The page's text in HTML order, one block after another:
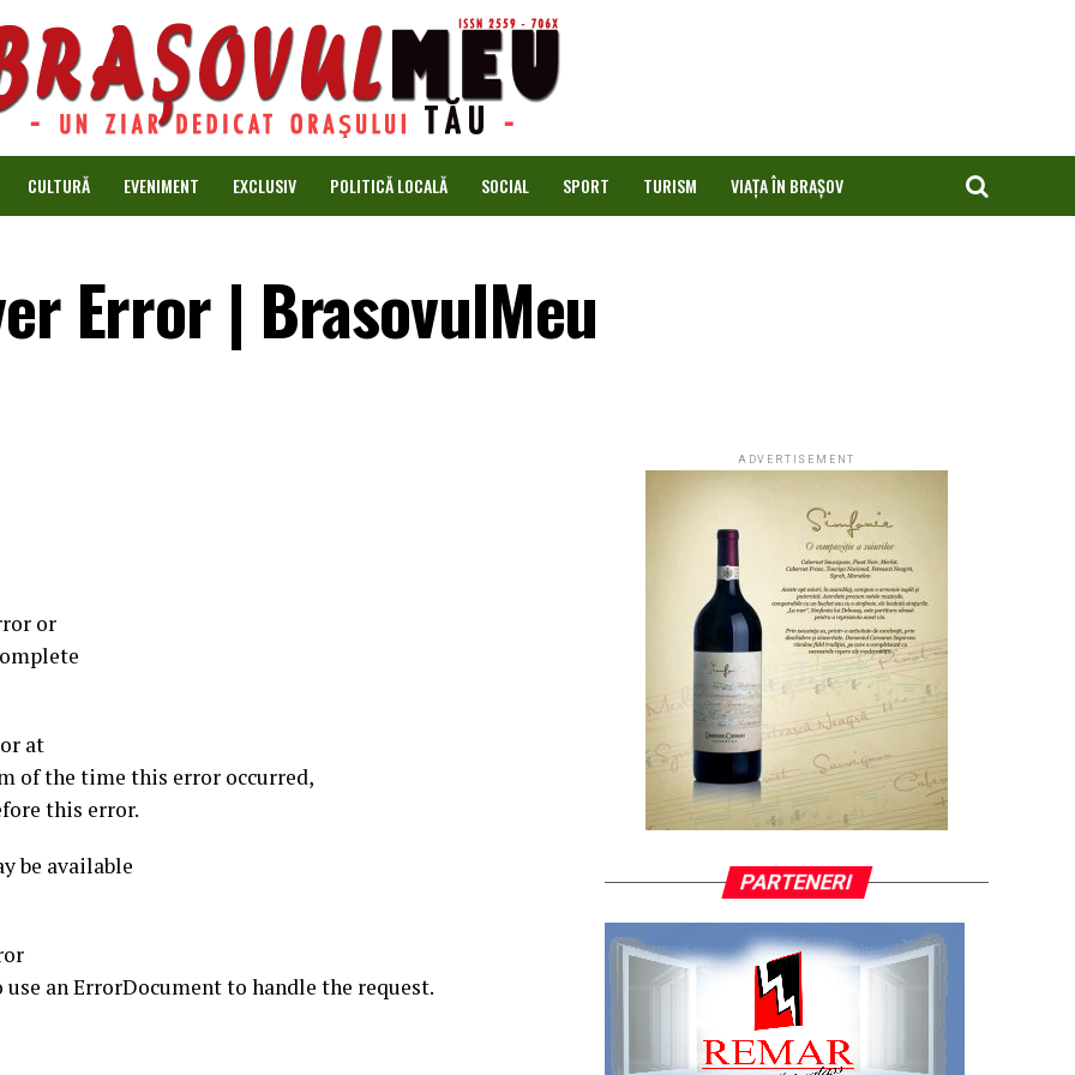
CULTURĂ EVENIMENT EXCLUSIV POLITICĂ LOCALĂ SOCIAL SPORT TURISM VIAȚA ÎN BRAȘOV
Error | BrasovulMeu
or
at
of the time this error occurred,
this error.
be available
an ErrorDocument to handle the request.
ADVERTISEMENT
PARTENERI